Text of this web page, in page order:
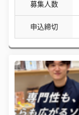
募集人数
申込締切